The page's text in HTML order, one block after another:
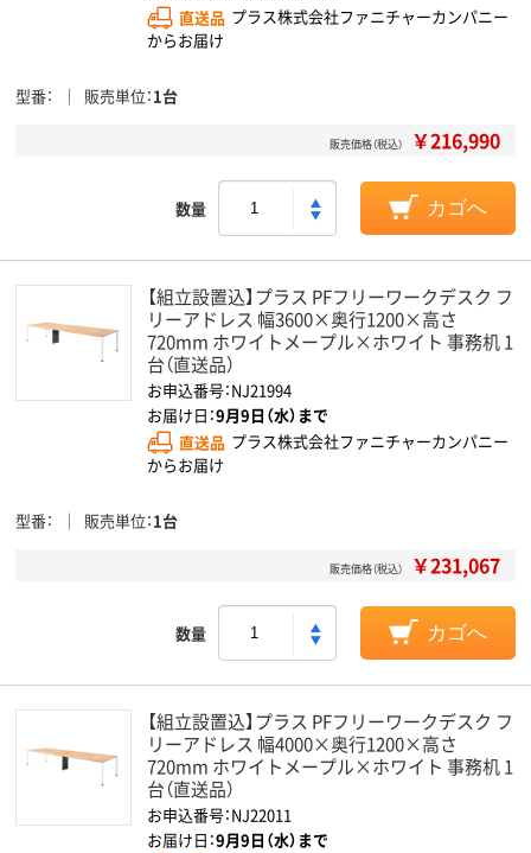
直送品 プラス株式会社ファニチャーカンパニー
からお届け
型番 販売単位 1台
販売価格（税込） ￥216,990
数量 カゴへ
【組立設置込】プラス PFフリーワークデスク フ
リーアドレス 幅3600×奥行1200×高さ
720mm ホワイトメープル×ホワイト 事務机 1
台（直送品）
お申込番号：NJ21994
お届け日：9月9日（水）まで
直送品 プラス株式会社ファニチャーカンパニー
からお届け
型番 販売単位 1台
販売価格（税込） ￥231,067
数量 カゴへ
【組立設置込】プラス PFフリーワークデスク フ
リーアドレス 幅4000×奥行1200×高さ
720mm ホワイトメープル×ホワイト 事務机 1
台（直送品）
お申込番号：NJ22011
お届け日：9月9日（水）まで